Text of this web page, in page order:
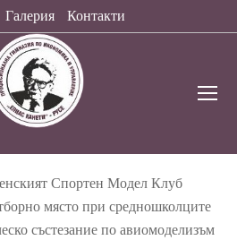
Галерия Контакти
Спортен Модел Клуб
място при средношколците
състезание по авиомоделизъм